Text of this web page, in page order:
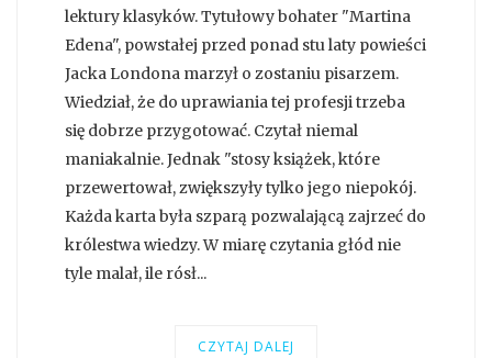
lektury klasyków. Tytułowy bohater "Martina
Edena", powstałej przed ponad stu laty powieści
Jacka Londona marzył o zostaniu pisarzem.
Wiedział, że do uprawiania tej profesji trzeba
się dobrze przygotować. Czytał niemal
maniakalnie. Jednak "stosy książek, które
przewertował, zwiększyły tylko jego niepokój.
Każda karta była szparą pozwalającą zajrzeć do
królestwa wiedzy. W miarę czytania głód nie
tyle malał, ile rósł...
CZYTAJ DALEJ